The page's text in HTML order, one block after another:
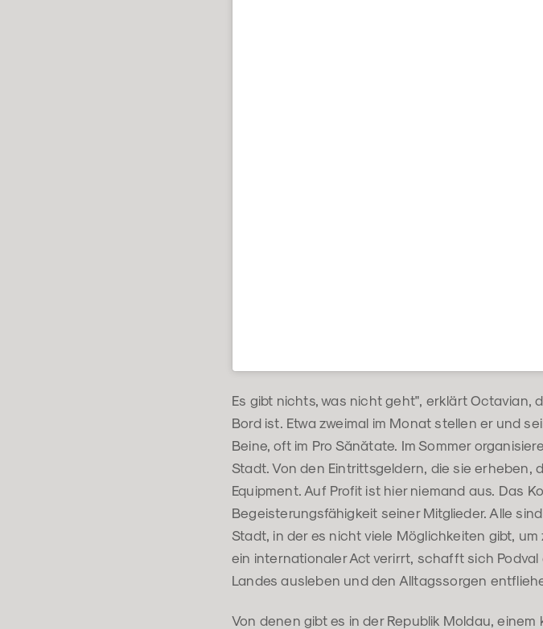
Es gibt nichts, was nicht geht", erklärt Octavian,
Bord ist. Etwa zweimal im Monat stellen er und
Beine, oft im Pro Sănătate. Im Sommer
Stadt. Von den Eintrittsgeldern, die sie erheben,
Equipment. Auf Profit ist hier niemand aus. Das
Begeisterungsfähigkeit seiner Mitglieder. Alle
Stadt, in der es nicht viele Möglichkeiten gibt,
ein internationaler Act verirrt, schafft sich
Landes ausleben und den Alltagssorgen
Von denen gibt es in der Republik Moldau,